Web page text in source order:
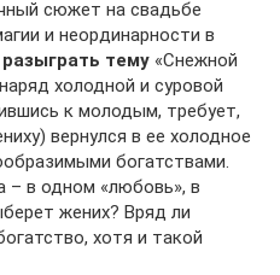
сюжет на свадьбе
и неординарности в
тему «Снежной
холодной и суровой
к молодым, требует,
вернулся в ее холодное
богатствами.
– в одном «любовь», в
жених? Вряд ли
хотя и такой